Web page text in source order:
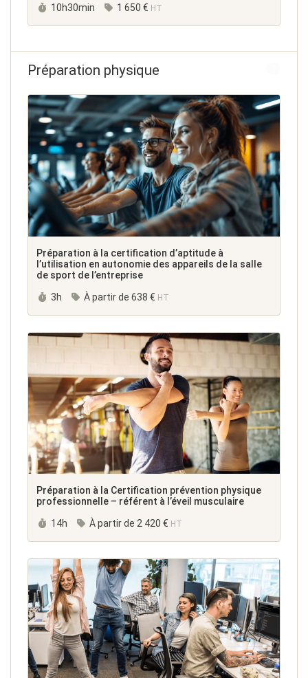
Durée :
10h30min 1 650 € HT
Préparation physique
Préparation à la certification d’aptitude à
l’utilisation en autonomie des appareils de la salle
de sport de l’entreprise
Durée :
3h À partir de 638 € HT
Préparation à la Certification prévention physique
professionnelle – référent à l’éveil musculaire
Durée :
14h À partir de 2 420 € HT